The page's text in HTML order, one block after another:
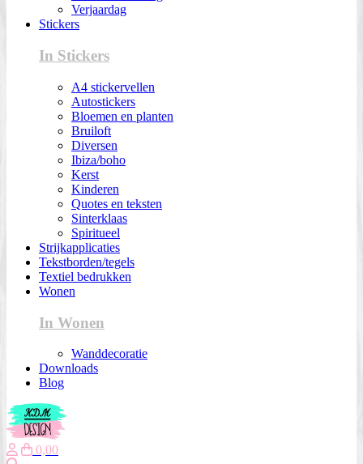
Verjaardag
Stickers
In Stickers
A4 stickervellen
Autostickers
Bloemen en planten
Bruiloft
Diversen
Ibiza/boho
Kerst
Kinderen
Quotes en teksten
Sinterklaas
Spiritueel
Strijkapplicaties
Tekstborden/tegels
Textiel bedrukken
Wonen
In Wonen
Wanddecoratie
Downloads
Blog
0,00